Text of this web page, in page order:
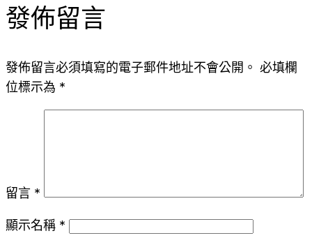
發佈留言
發佈留言必須填寫的電子郵件地址不會公開。 必填欄
位標示為 *
留言 *
顯示名稱 *